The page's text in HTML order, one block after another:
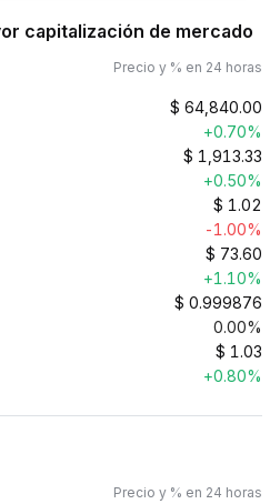
capitalización de mercado
Precio y % en 24 horas
$ 64,840.00
+0.70%
$ 1,913.33
+0.50%
$ 1.02
-1.00%
$ 73.60
+1.10%
$ 0.999876
0.00%
$ 1.03
+0.80%
Precio y % en 24 horas